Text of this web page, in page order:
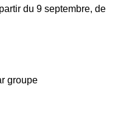
du 9 septembre, de
groupe